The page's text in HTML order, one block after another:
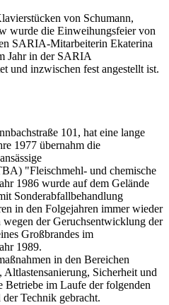
von Schumann,
wurde die Einweihungsfeier von
SARIA-Mitarbeiterin Ekaterina
Jahr in der SARIA
und inzwischen fest angestellt ist.
101, hat eine lange
1977 übernahm die
"Fleischmehl- und chemische
1986 wurde auf dem Gelände
Sonderabfallbehandlung
in den Folgejahren immer wieder
der Geruchsentwicklung der
Großbrandes im
1989.
in den Bereichen
Sicherheit und
Betriebe im Laufe der folgenden
der Technik gebracht.